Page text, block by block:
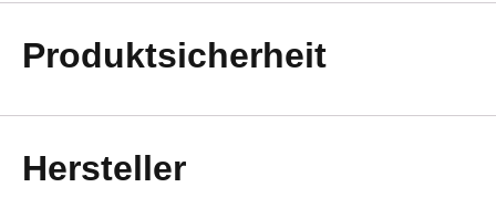
Produktsicherheit
Hersteller